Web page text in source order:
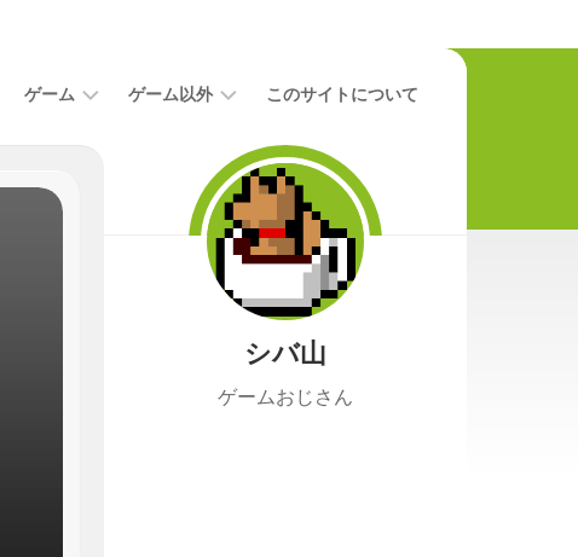
ゲーム
ビ
ゲーム以外 このサイトについて
シバ山
ゲームおじさん